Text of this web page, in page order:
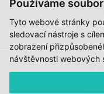
Používáme
Tyto webové stránky
sledovací nástroje s
zobrazení
návštěvnosti webových
ZA PODPORY STÁTNÍHO